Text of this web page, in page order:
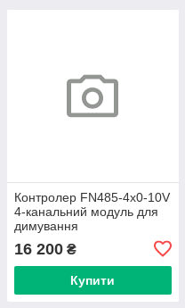
Контролер FN485-4x0-10V
4-канальний модуль для
димування
світлодіодного освітлення
16 200 ₴
Купити